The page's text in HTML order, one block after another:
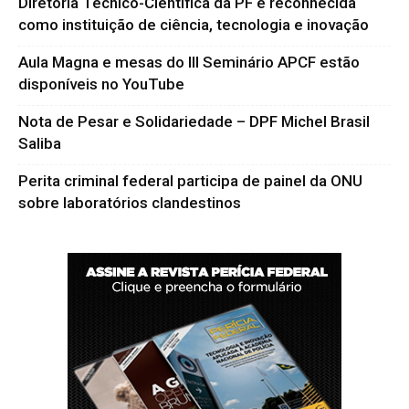
como instituição de ciência, tecnologia e inovação
Aula Magna e mesas do III Seminário APCF estão
disponíveis no YouTube
Nota de Pesar e Solidariedade – DPF Michel Brasil
Saliba
Perita criminal federal participa de painel da ONU
sobre laboratórios clandestinos